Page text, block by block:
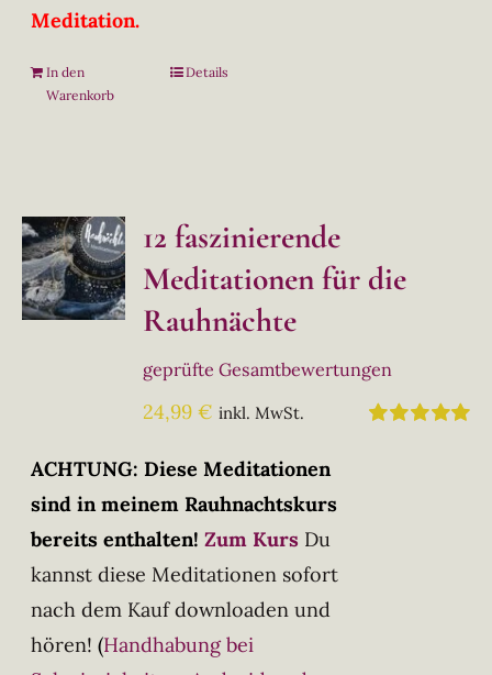
Meditation.
In den
Warenkorb
Details
12 faszinierende
Meditationen für die
Rauhnächte
geprüfte Gesamtbewertungen
24,99€ inkl. MwSt.
ACHTUNG: Diese Meditationen
sind in meinem Rauhnachtskurs
bereits enthalten!Zum Kurs Du
kannst diese Meditationen sofort
nach dem Kauf downloaden und
hören!(Handhabung bei